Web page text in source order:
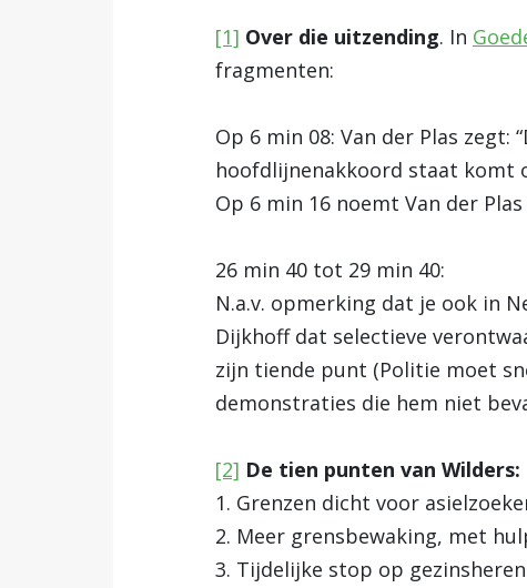
[1] Over die uitzending. In
fragmenten:
Op 6 min 08: Van der Plas
hoofdlijnenakkoord staat komt
Op 6 min 16 noemt Van der
26 min 40 tot 29 min 40:
N.a.v. opmerking dat je ook in
Dijkhoff dat selectieve
zijn tiende punt (Politie moet
demonstraties die hem niet
[2] De tien punten van Wilders:
1. Grenzen dicht voor
2. Meer grensbewaking, met
3. Tijdelijke stop op